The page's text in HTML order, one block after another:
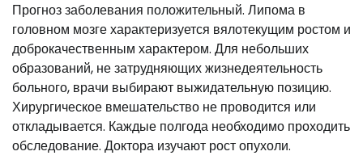
Прогноз заболевания положительный. Липома в
головном мозге характеризуется вялотекущим ростом и
доброкачественным характером. Для небольших
образований, не затрудняющих жизнедеятельность
больного, врачи выбирают выжидательную позицию.
Хирургическое вмешательство не проводится или
откладывается. Каждые полгода необходимо проходить
обследование. Доктора изучают рост опухоли.